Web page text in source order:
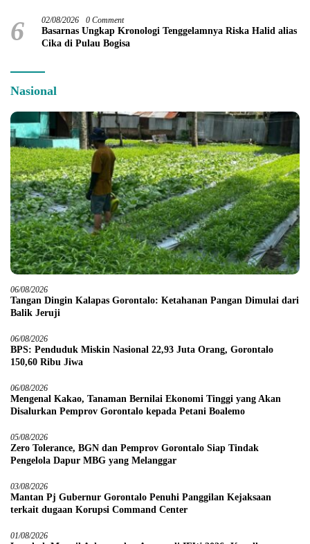
6 02/08/2026 0 Comment
Basarnas Ungkap Kronologi Tenggelamnya Riska Halid alias
Cika di Pulau Bogisa
Nasional
06/08/2026
Tangan Dingin Kalapas Gorontalo: Ketahanan Pangan Dimulai dari
Balik Jeruji
06/08/2026
BPS: Penduduk Miskin Nasional 22,93 Juta Orang, Gorontalo
150,60 Ribu Jiwa
06/08/2026
Mengenal Kakao, Tanaman Bernilai Ekonomi Tinggi yang Akan
Disalurkan Pemprov Gorontalo kepada Petani Boalemo
05/08/2026
Zero Tolerance, BGN dan Pemprov Gorontalo Siap Tindak
Pengelola Dapur MBG yang Melanggar
03/08/2026
Mantan Pj Gubernur Gorontalo Penuhi Panggilan Kejaksaan
terkait dugaan Korupsi Command Center
01/08/2026